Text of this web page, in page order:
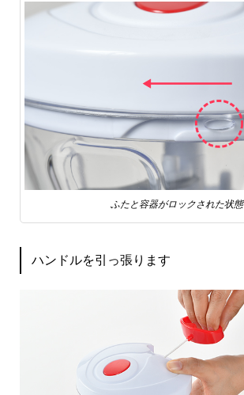
ふたと容器がロックされた状態
ハンドルを引っ張ります